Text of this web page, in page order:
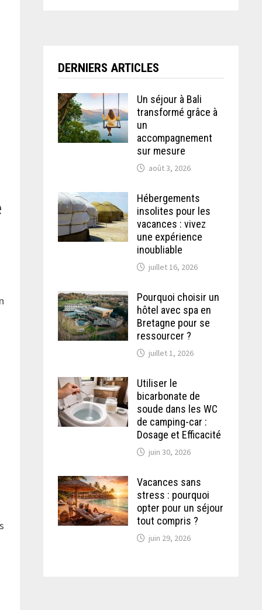
DERNIERS ARTICLES
Un séjour à Bali
transformé grâce à
un
accompagnement
sur mesure
août 3, 2026
Hébergements
insolites pour les
vacances : vivez
une expérience
inoubliable
juillet 16, 2026
Pourquoi choisir un
hôtel avec spa en
Bretagne pour se
ressourcer ?
juillet 1, 2026
Utiliser le
bicarbonate de
soude dans les WC
de camping-car :
Dosage et Efficacité
juin 30, 2026
Vacances sans
stress : pourquoi
opter pour un séjour
tout compris ?
juin 29, 2026